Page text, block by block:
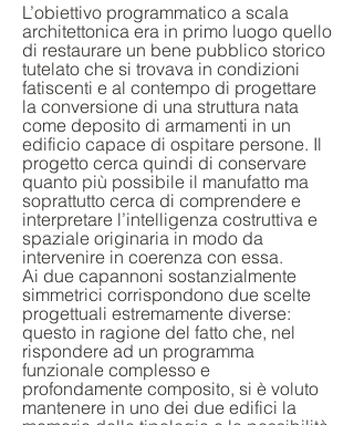
L’obiettivo programmatico a scala
architettonica era in primo luogo quello
di restaurare un bene pubblico storico
tutelato che si trovava in condizioni
fatiscenti e al contempo di progettare
la conversione di una struttura nata
come deposito di armamenti in un
edificio capace di ospitare persone. Il
progetto cerca quindi di conservare
quanto più possibile il manufatto ma
soprattutto cerca di comprendere e
interpretare l’intelligenza costruttiva e
spaziale originaria in modo da
intervenire in coerenza con essa.
Ai due capannoni sostanzialmente
simmetrici corrispondono due scelte
progettuali estremamente diverse:
questo in ragione del fatto che, nel
rispondere ad un programma
funzionale complesso e
profondamente composito, si è voluto
mantenere in uno dei due edifici la